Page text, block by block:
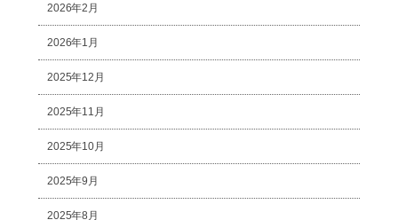
2026年2月
2026年1月
2025年12月
2025年11月
2025年10月
2025年9月
2025年8月